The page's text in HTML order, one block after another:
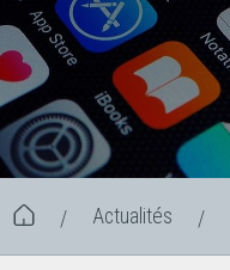
/ Actualités /